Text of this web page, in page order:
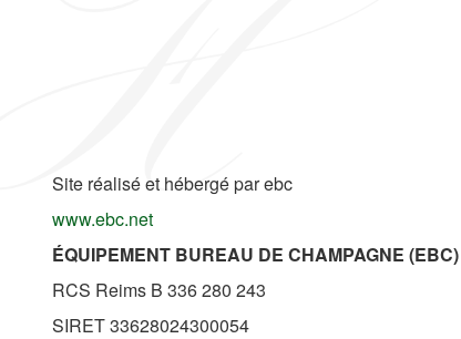
Site réalisé et hébergé par ebc
www.ebc.net
ÉQUIPEMENT BUREAU DE CHAMPAGNE (EBC)
RCS Reims B 336 280 243
SIRET 33628024300054